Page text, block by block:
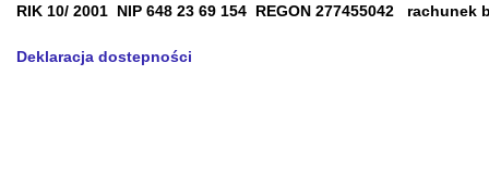
RIK 10/ 2001 NIP 648 23 69 154 REGON 277455042 rachunek
Deklaracja dostepności